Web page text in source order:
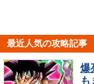
最近人気の攻略記事
爆
も